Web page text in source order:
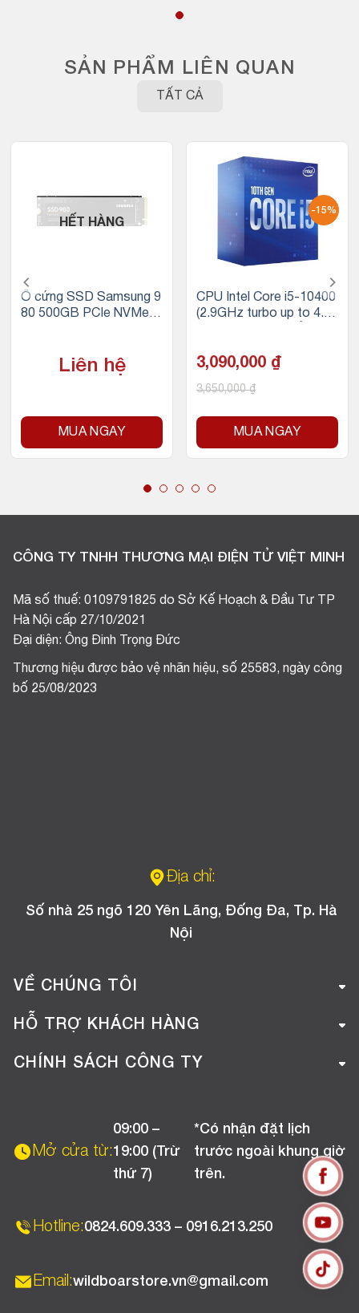
SẢN PHẨM LIÊN QUAN
TẤT CẢ
HẾT HÀNG
Ổ cứng SSD Samsung 9
80 500GB PCIe NVMe 3.
Liên hệ
MUA NGAY
-15%
CPU Intel Core i5-10400
(2.9GHz turbo up to 4.3
et Intel LGA 1200
3,090,000 ₫
3,650,000₫
MUA NGAY
CÔNG TY TNHH THƯƠNG MẠI ĐIỆN TỬ VIỆT MINH
Mã số thuế: 0109791825 do Sở Kế Hoạch & Đầu Tư TP
Hà Nội cấp 27/10/2021
Đại diện: Ông Đinh Trọng Đức
Thương hiệu được bảo vệ nhãn hiệu, số 25583, ngày công
bố 25/08/2023
Địa chỉ:
Số nhà 25 ngõ 120 Yên Lãng, Đống Đa, Tp. Hà
Nội
VỀ CHÚNG TÔI
Giới thiệu công ty
Tuyển dụng
HỖ TRỢ KHÁCH HÀNG
Hướng dẫn mua hàng online
Chương trình khuyến mãi
CHÍNH SÁCH CÔNG TY
Chính sách bảo hành
Mở cửa từ:
09:00 –
19:00 (Trừ
thứ 7)
*Có nhận đặt lịch
trước ngoài khung giờ
trên.
Hotline:0824.609.333 – 0916.213.250
Email:wildboarstore.vn@gmail.com